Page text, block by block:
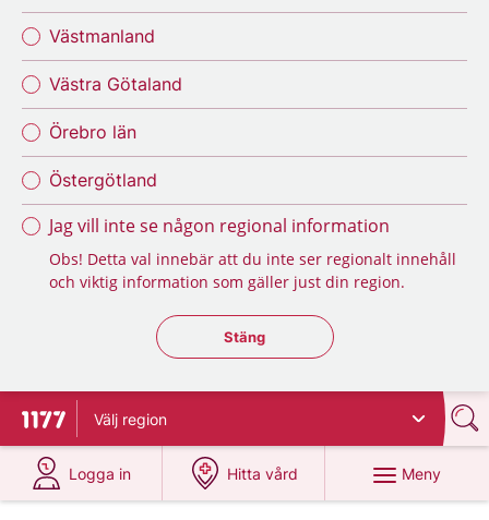
Västmanland
Västra Götaland
Örebro län
Östergötland
Jag vill inte se någon regional information
Obs! Detta val innebär att du inte ser regionalt innehåll
och viktig information som gäller just din region.
Stäng regionsväljaren
Stäng
Till startsidan för 1177
Välj region
Logga in
på 1177.se
Hitta vård
på 1177.se
Meny